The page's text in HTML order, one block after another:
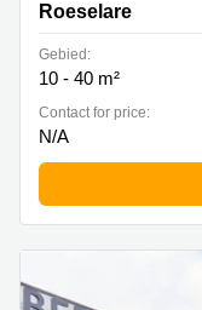
Roeselare
Gebied:
10 - 40 m²
Contact for price:
N/A